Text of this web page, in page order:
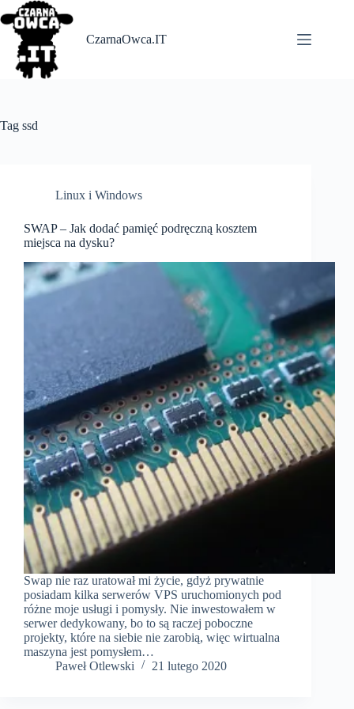
Skip
to
content
CzarnaOwca.IT
Tag ssd
Linux i Windows
SWAP – Jak dodać pamięć podręczną kosztem
miejsca na dysku?
Swap nie raz uratował mi życie, gdyż prywatnie
posiadam kilka serwerów VPS uruchomionych pod
różne moje usługi i pomysły. Nie inwestowałem w
serwer dedykowany, bo to są raczej poboczne
projekty, które na siebie nie zarobią, więc wirtualna
maszyna jest pomysłem…
Paweł Otlewski
21 lutego 2020